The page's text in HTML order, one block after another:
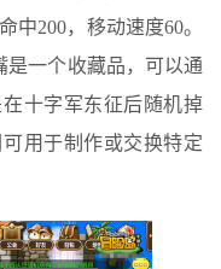
中200，移动速度60。
是一个收藏品，可以通
十字军东征后随机掉
用于制作或交换特定